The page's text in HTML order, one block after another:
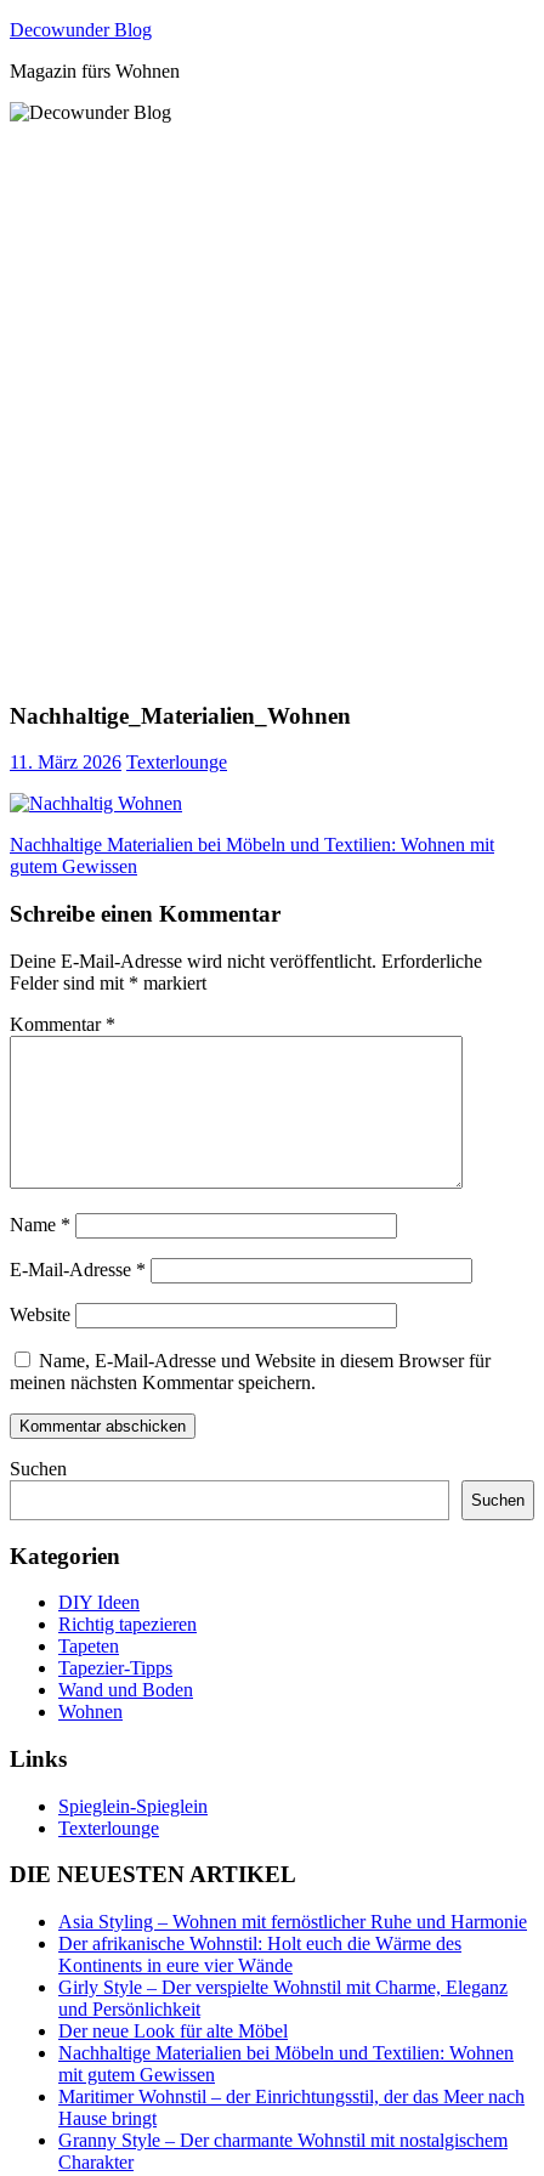
Zum
springen
Decowunder Blog
Magazin fürs Wohnen
Nachhaltige_Materialien_Wohnen
11. März 2026 Texterlounge
Beitragsnavigation
Vorheriger
Beitrag:
Nachhaltige Materialien bei Möbeln und Textilien: Wohnen mit
gutem Gewissen
Schreibe einen Kommentar
Deine E-Mail-Adresse wird nicht veröffentlicht. Erforderliche
Felder sind mit * markiert
Kommentar *
Name *
E-Mail-Adresse *
Website
Name, E-Mail-Adresse und Website in diesem Browser für
meinen nächsten Kommentar speichern.
Suchen
Suchen
Kategorien
DIY Ideen
Richtig tapezieren
Tapeten
Tapezier-Tipps
Wand und Boden
Wohnen
Links
Spieglein-Spieglein
Texterlounge
DIE NEUESTEN ARTIKEL
Asia Styling – Wohnen mit fernöstlicher Ruhe und Harmonie
Der afrikanische Wohnstil: Holt euch die Wärme des
Kontinents in eure vier Wände
Girly Style – Der verspielte Wohnstil mit Charme, Eleganz
und Persönlichkeit
Der neue Look für alte Möbel
Nachhaltige Materialien bei Möbeln und Textilien: Wohnen
mit gutem Gewissen
Maritimer Wohnstil – der Einrichtungsstil, der das Meer nach
Hause bringt
Granny Style – Der charmante Wohnstil mit nostalgischem
Charakter